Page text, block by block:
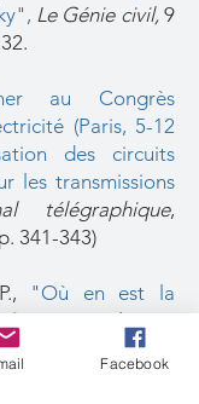
, Le Génie civil,9
au Congrès
(Paris, 5-12
des circuits
les transmissions
télégraphique,
341-343)
"Où en est la
et la Vie,
179-189
Facebook